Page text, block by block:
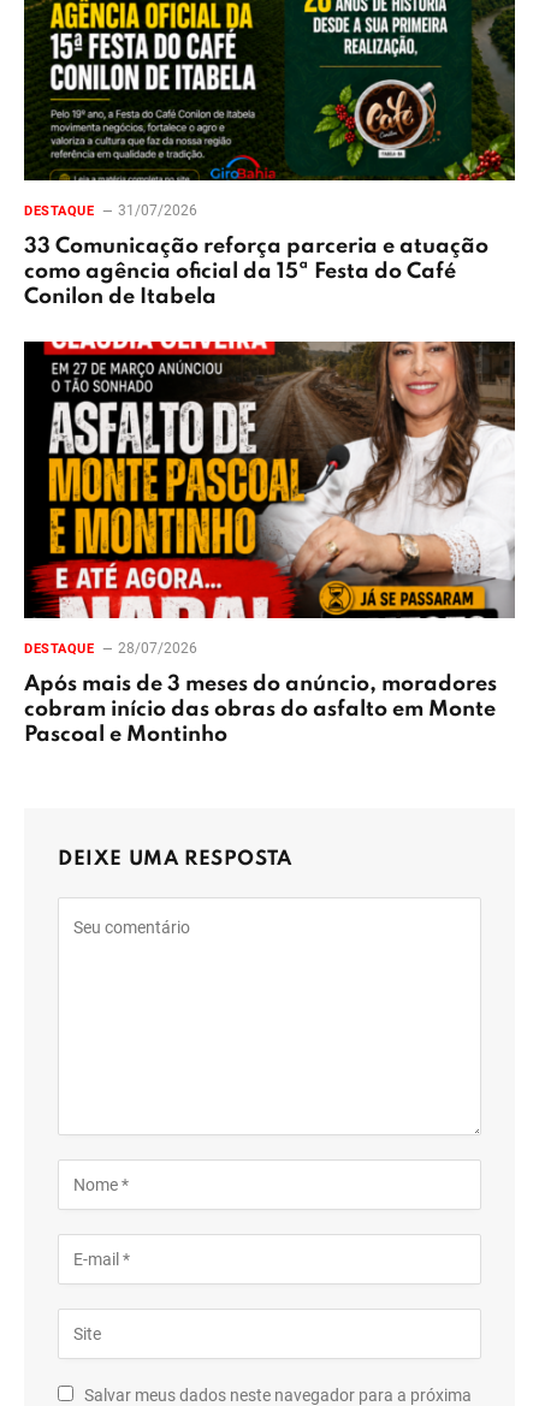
DESTAQUE 31/07/2026
33 Comunicação reforça parceria e atuação
como agência oficial da 15ª Festa do Café
Conilon de Itabela
DESTAQUE 28/07/2026
Após mais de 3 meses do anúncio, moradores
cobram início das obras do asfalto em Monte
Pascoal e Montinho
DEIXE UMA RESPOSTA
Salvar meus dados neste navegador para a próxima